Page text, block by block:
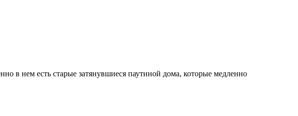
в нем есть старые затянувшиеся паутиной дома, которые медленно